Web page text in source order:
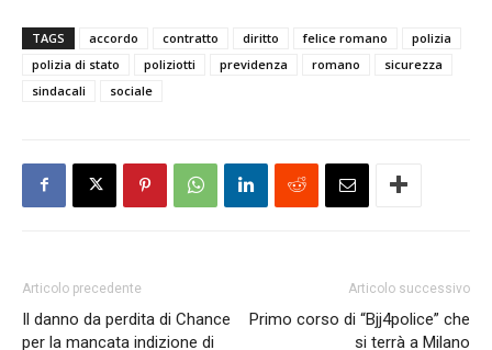
TAGS accordo contratto diritto felice romano
polizia
polizia di stato
poliziotti previdenza romano
sicurezza
sindacali
sociale
Articolo precedente
Il danno da perdita di Chance
per la mancata indizione di
Articolo successivo
Primo corso di “Bjj4police” che
si terrà a Milano